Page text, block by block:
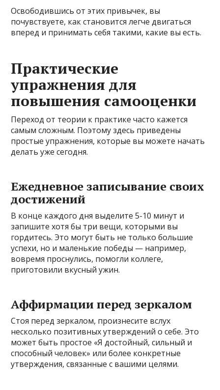
Освободившись от этих привычек, вы
почувствуете, как становится легче двигаться
вперед и принимать себя такими, какие вы есть.
Практические
упражнения для
повышения самооценки
Переход от теории к практике часто кажется
самым сложным. Поэтому здесь приведены
простые упражнения, которые вы можете начать
делать уже сегодня.
Ежедневное записывание своих
достижений
В конце каждого дня выделите 5-10 минут и
запишите хотя бы три вещи, которыми вы
гордитесь. Это могут быть не только большие
успехи, но и маленькие победы — например,
вовремя проснулись, помогли коллеге,
приготовили вкусный ужин.
Аффирмации перед зеркалом
Стоя перед зеркалом, произнесите вслух
несколько позитивных утверждений о себе. Это
может быть простое «Я достойный, сильный и
способный человек» или более конкретные
утверждения, связанные с вашими целями.